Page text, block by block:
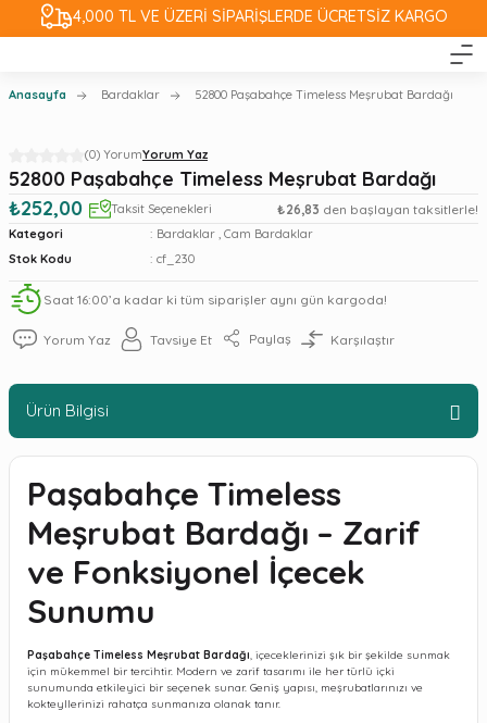
4,000 TL VE ÜZERİ SİPARİŞLERDE ÜCRETSİZ KARGO
Anasayfa Bardaklar 52800 Paşabahçe Timeless Meşrubat Bardağı
(0) YorumYorum Yaz
52800 Paşabahçe Timeless Meşrubat Bardağı
₺252,00
Taksit Seçenekleri ₺26,83 den başlayan taksitlerle!
Kategori Bardaklar , Cam Bardaklar
Stok Kodu
cf_230
Saat 16:00’a kadar ki tüm siparişler aynı gün kargoda!
Yorum Yaz Tavsiye Et Paylaş Karşılaştır
Ürün Bilgisi
Paşabahçe Timeless
Meşrubat Bardağı – Zarif
ve Fonksiyonel İçecek
Sunumu
Paşabahçe Timeless Meşrubat Bardağı, içeceklerinizi şık bir şekilde sunmak
için mükemmel bir tercihtir. Modern ve zarif tasarımı ile her türlü içki
sunumunda etkileyici bir seçenek sunar. Geniş yapısı, meşrubatlarınızı ve
kokteyllerinizi rahatça sunmanıza olanak tanır.